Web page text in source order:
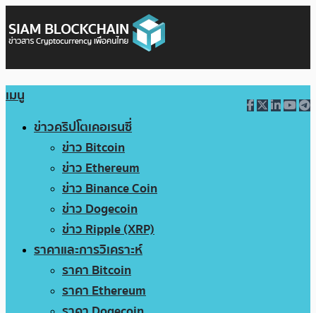
เมนู
ข่าวคริปโตเคอเรนซี่
ข่าว Bitcoin
ข่าว Ethereum
ข่าว Binance Coin
ข่าว Dogecoin
ข่าว Ripple (XRP)
ราคาและการวิเคราะห์
ราคา Bitcoin
ราคา Ethereum